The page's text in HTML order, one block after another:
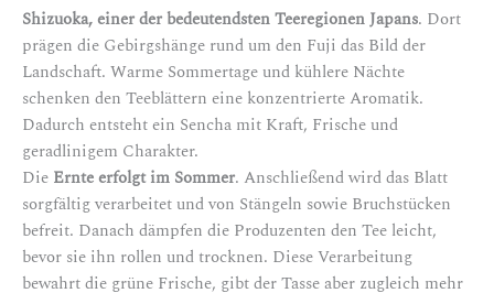
Shizuoka,einer der bedeutendsten Teeregionen Japans. Dort
prägen die Gebirgshänge rund um den Fuji das Bild der
Landschaft. Warme Sommertage und kühlere Nächte
schenken den Teeblättern eine konzentrierte Aromatik.
Dadurch entsteht ein Sencha mit Kraft, Frische und
geradlinigem Charakter.
Die Ernte erfolgt im Sommer. Anschließend wird das Blatt
sorgfältig verarbeitet und von Stängeln sowie Bruchstücken
befreit. Danach dämpfen die Produzenten den Tee leicht,
bevor sie ihn rollen und trocknen. Diese Verarbeitung
bewahrt die grüne Frische, gibt der Tasse aber zugleich mehr